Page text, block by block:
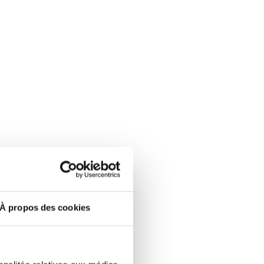
À propos des cookies